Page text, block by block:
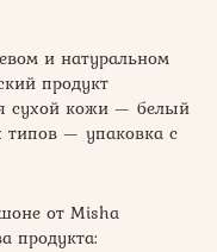
и натуральном
продукт
сухой кожи — белый
типов — упаковка с
от Misha
продукта: